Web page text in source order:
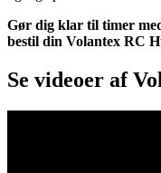
Gør dig klar til timer
bestil din Volantex RC
Se videoer af